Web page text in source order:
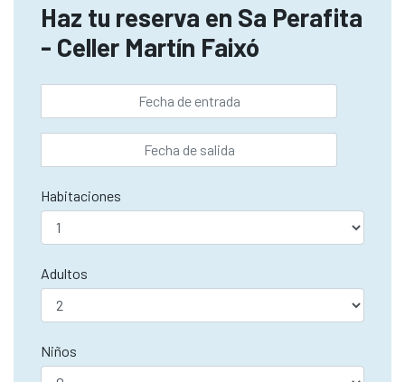
Haz tu reserva en Sa Perafita
- Celler Martín Faixó
Habitaciones
Adultos
Niños